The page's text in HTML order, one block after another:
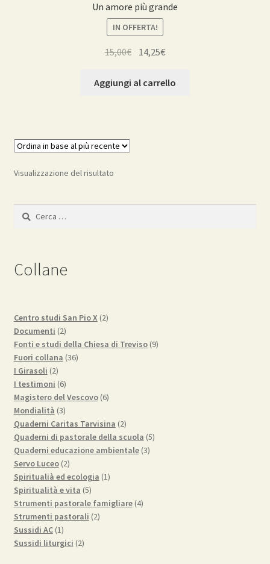
Un amore più grande
IN OFFERTA!
15,00€
originale
14,25€Il
attuale
Aggiungi al carrello
Visualizzazione del risultato
Ricerca
Collane
Centro studi San Pio X 22
Documenti 22
prodotti
Fonti e studi della Chiesa di Treviso 99
Fuori collana 3636
I Girasoli 22
prodotti
I testimoni 66
prodotti
Magistero del Vescovo 66
Mondialità 33
prodotti
Quaderni Caritas Tarvisina 22
prodotti
Quaderni di pastorale della scuola 55
Quaderni educazione ambientale 33
Servo Luceo 22
prodotti
Spiritualià ed ecologia 11
Spiritualità e vita 55
prodotti
Strumenti pastorale famigliare 44
Strumenti pastorali 22
Sussidi AC 11
prodotto
Sussidi liturgici 22